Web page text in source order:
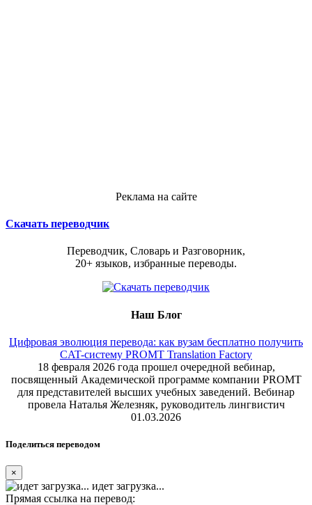
Реклама на сайте
Скачать переводчик
Переводчик, Словарь и Разговорник,
20+ языков, избранные переводы.
Наш Блог
Цифровая эволюция перевода: как вузам бесплатно получить
CAT-систему PROMT Translation Factory
18 февраля 2026 года прошел очередной вебинар,
посвященный Академической программе компании PROMT
для представителей высших учебных заведений. Вебинар
провела Наталья Железняк, руководитель лингвистич
01.03.2026
Поделиться переводом
×
идет загрузка...
Прямая ссылка на перевод: